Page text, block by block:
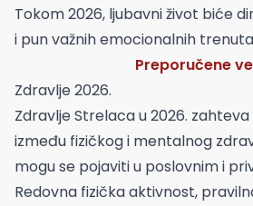
Tokom 2026, ljubavni život biće
i pun važnih emocionalnih
Preporučene
Zdravlje 2026.
Zdravlje Strelaca u 2026.
između fizičkog i mentalnog
mogu se pojaviti u poslovnim i
Redovna fizička aktivnost,